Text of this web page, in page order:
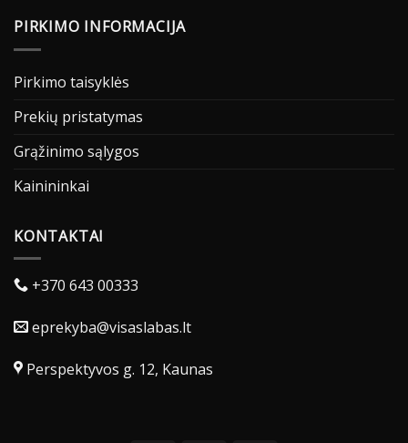
PIRKIMO INFORMACIJA
Pirkimo taisyklės
Prekių pristatymas
Grąžinimo sąlygos
Kainininkai
KONTAKTAI
+370 643 00333
eprekyba@visaslabas.lt
Perspektyvos g. 12, Kaunas